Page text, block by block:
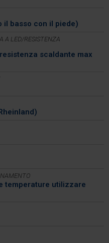
il basso con il piede)
A LED/RESISTENZA
scaldante max
temperature utilizzare